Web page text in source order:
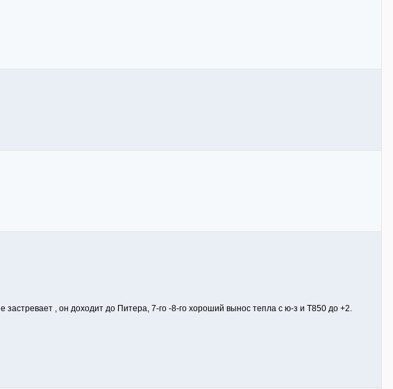
застревает , он доходит до Питера, 7-го -8-го хороший вынос тепла с ю-з и T850 до +2.